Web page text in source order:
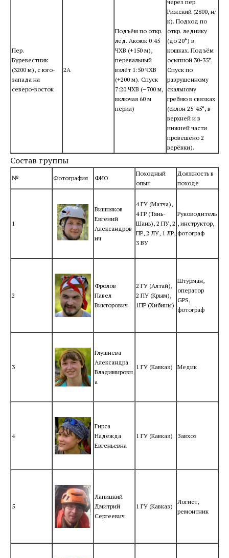
Пер.
Буревестник
(3200 м), с юго-
запада на
северо-восток
2А
Подъём по откр.
лед. Акоюк 0:45
ЧХВ (+150 м),
перевальный
взлёт 1:50 ЧХВ
(+200 м). Спуск
7:20 ЧХВ (–700 м,
включая 60 м
перил)
через пер.
Рижский (2800, н/
к). Подход по
откр. леднику
(до 20°) в
кошках. Подъём
осыпной 30-35°.
Спуск по
разрушенному
скальному
гребню в связках
(склон 25-45°, в
верхней и в
нижней части
провешено 2
верёвки).
Состав группы
№ Фотография ФИО
Походный
опыт
Должность в
походе
1
Вишняков
Евгений
Александров
ич
4 ГУ (Матча),
4 ГР (Тянь-
Шань), 2 ПУ, 2
ПР, 2 ЛУ, 1 ЛР,
3 ВУ
Руководитель
, инструктор,
фотограф
2
Фролов
Павел
Викторович
2 ГУ (Алтай),
2 ПУ (Крым),
1ПР (Хибины)
Штурман,
оператор
GPS,
фотограф
3
Глушнева
Александра
Владимировн
а
1 ГУ (Кавказ) Медик
4
Гирса
Надежда
Евгеньевна
1 ГУ (Кавказ) Завхоз
5
Лапицкий
Дмитрий
Сергеевич
1 ГУ (Кавказ)
Логист,
ремонтник